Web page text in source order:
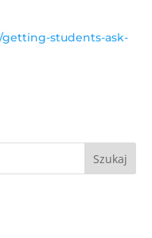
students-ask-
Szukaj